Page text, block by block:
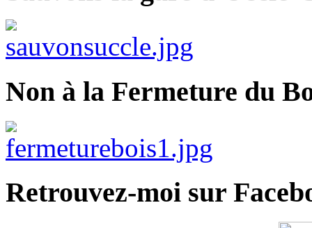
Non à la Fermeture du
Retrouvez-moi sur